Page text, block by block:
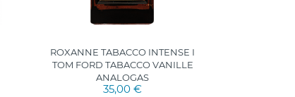
ROXANNE TABACCO INTENSE I
TOM FORD TABACCO VANILLE
ANALOGAS
35,00 €